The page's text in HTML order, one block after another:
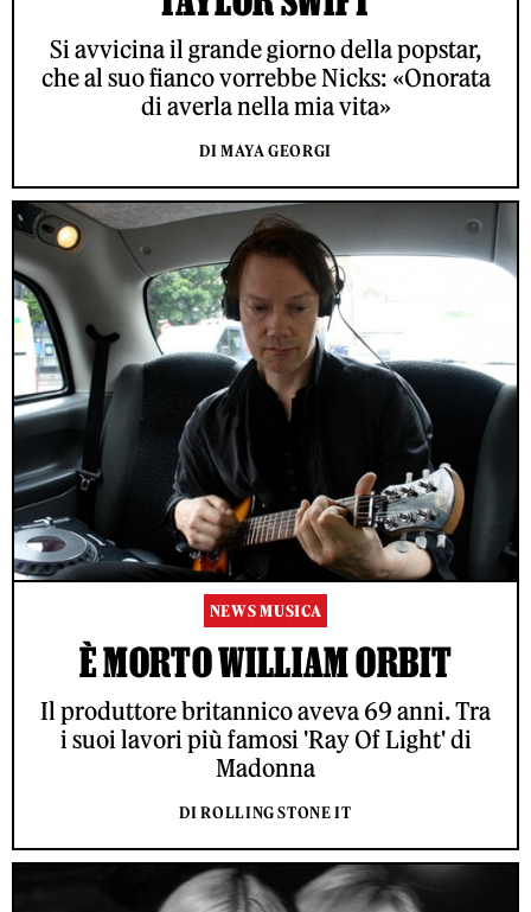
Si avvicina il grande giorno della popstar,
che al suo fianco vorrebbe Nicks: «Onorata
di averla nella mia vita»
DI MAYA GEORGI
NEWS MUSICA
È MORTO WILLIAM ORBIT
Il produttore britannico aveva 69 anni. Tra
i suoi lavori più famosi 'Ray Of Light' di
Madonna
DI ROLLING STONE IT